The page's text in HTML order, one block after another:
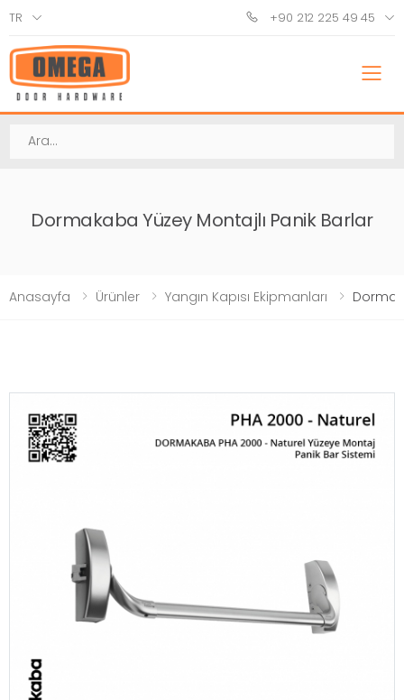
TR +90 212 225 49 45
Ara
Dormakaba Yüzey Montajlı Panik Barlar
Anasayfa Ürünler Yangın Kapısı Ekipmanları